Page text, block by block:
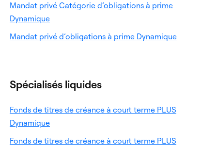
Mandat privé Catégorie d’obligations à prime
DynamiqueOuverture
un
Mandat privé d’obligations à prime DynamiqueOuverture
Spécialisés liquides
Fonds de titres de créance à court terme PLUS
DynamiqueOuverture
un
Fonds de titres de créance à court terme PLUS